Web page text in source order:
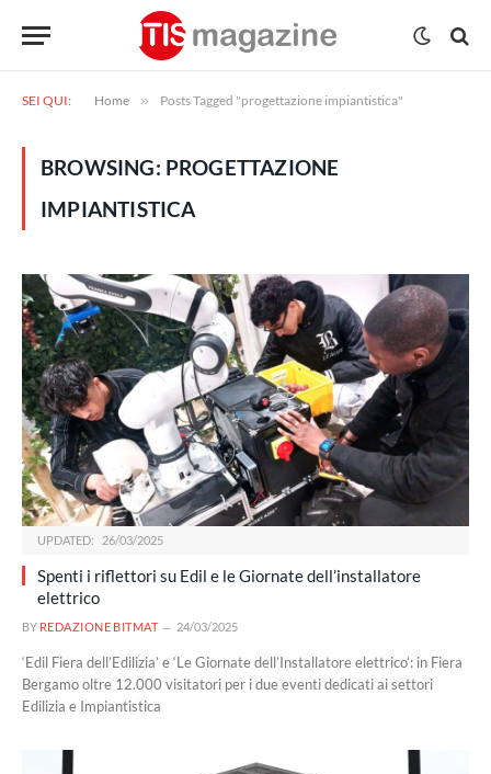
SEI QUI: Home » Posts Tagged "progettazione impiantistica"
BROWSING: PROGETTAZIONE
IMPIANTISTICA
UPDATED: 26/03/2025
Spenti i riflettori su Edil e le Giornate dell’installatore
elettrico
BY REDAZIONE BITMAT 24/03/2025
‘Edil Fiera dell’Edilizia’ e ‘Le Giornate dell’Installatore elettrico’: in Fiera
Bergamo oltre 12.000 visitatori per i due eventi dedicati ai settori
Edilizia e Impiantistica